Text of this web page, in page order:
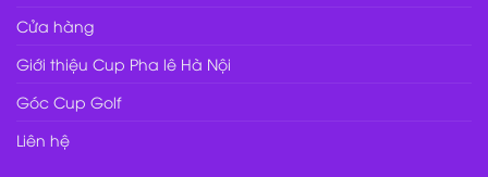
Cửa hàng
Giới thiệu Cup Pha lê Hà Nội
Góc Cup Golf
Liên hệ